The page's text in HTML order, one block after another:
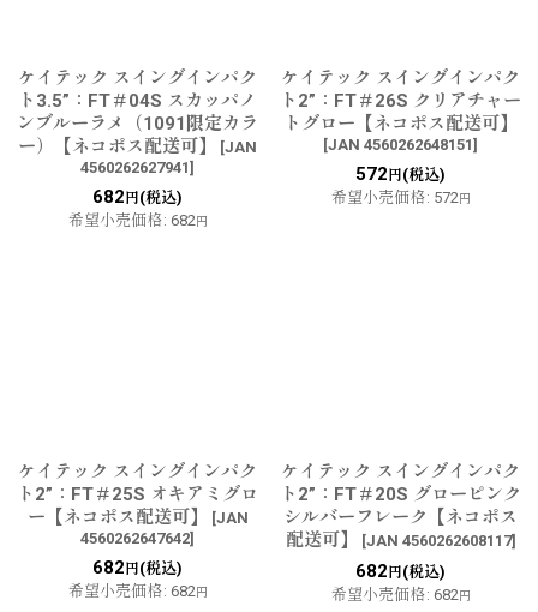
ケイテック スイングインパク
ト3.5”：FT＃04S スカッパノ
ンブルーラメ（1091限定カラ
ー）【ネコポス配送可】
[JAN
4560262627941]
682 円(税込)
希望小売価格: 682 円
ケイテック スイングインパク
ト2”：FT＃26S クリアチャー
トグロー【ネコポス配送可】
[JAN 4560262648151]
572 円(税込)
希望小売価格: 572 円
ケイテック スイングインパク
ト2”：FT＃25S オキアミグロ
ー【ネコポス配送可】
[JAN
4560262647642]
682 円(税込)
希望小売価格: 682 円
ケイテック スイングインパク
ト2”：FT＃20S グローピンク
シルバーフレーク【ネコポス
配送可】
[JAN 4560262608117]
682 円(税込)
希望小売価格: 682 円